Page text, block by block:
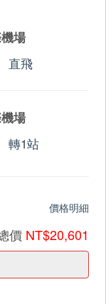
場
直飛
場
轉1站
價格明細
價 NT$20,601